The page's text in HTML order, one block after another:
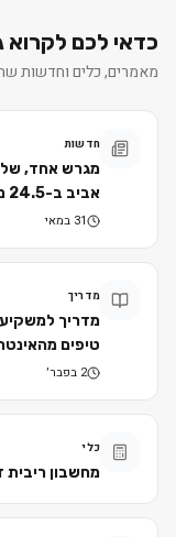
כדאי לכם לקרוא
מאמרים, כלים וחדשות
חדשות
מגרש אחד,
אביב ב-24.5 מיליון שקל
31 במאי
מדריך
מדריך
טיפים
2 בפבר׳
כלי
מחשבון ריבית